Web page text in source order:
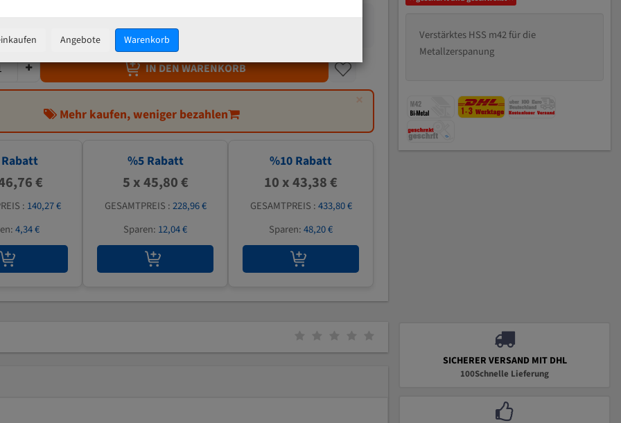
48,20 €
zzgl.Versandkosten
IN DEN WARENKORB
×
Mehr kaufen, weniger bezahlen
€
: 140,27 €
4,34 €
%5Rabatt
5 x 45,80 €
GESAMTPREIS :228,96 €
Sparen: 12,04 €
%10 Rabatt
10 x 43,38 €
GESAMTPREIS :433,80 €
Sparen:48,20 €
Verstärktes HSS m42 für die
Metallzerspanung
SICHERER VERSAND MIT DHL
100Schnelle Lieferung
Angebote Warenkorb